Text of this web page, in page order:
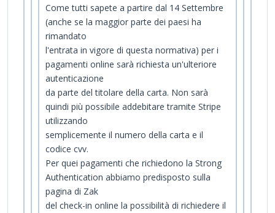
Come tutti sapete a partire dal 14 Settembre
(anche se la maggior parte dei paesi ha
rimandato
l'entrata in vigore di questa normativa) per i
pagamenti online sarà richiesta un'ulteriore
autenticazione
da parte del titolare della carta. Non sarà
quindi più possibile addebitare tramite Stripe
utilizzando
semplicemente il numero della carta e il
codice cvv.
Per quei pagamenti che richiedono la Strong
Authentication abbiamo predisposto sulla
pagina di Zak
del check-in online la possibilità di richiedere il